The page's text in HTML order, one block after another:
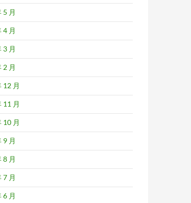
5 月
4 月
3 月
2 月
12 月
11 月
10 月
9 月
8 月
7 月
6 月